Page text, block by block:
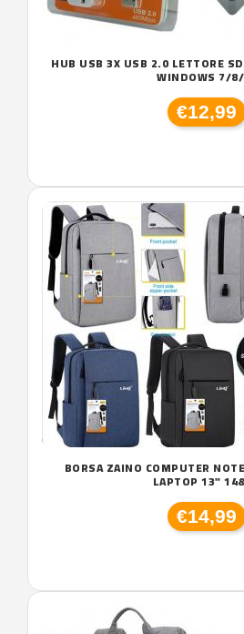
HUB USB 3X USB 2.0 LETTORE
WINDOWS 7/
€12,99
BORSA ZAINO COMPUTER
LAPTOP 13"
€14,99